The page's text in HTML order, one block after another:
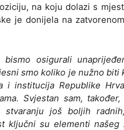
na koju dolazi s
je donijela na
bismo osigurali
smo koliko je nužno biti
i institucija Republike
Svjestan sam,
stvaranju još boljih
ključni su elementi našeg